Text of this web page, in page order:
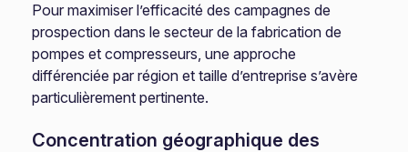
Pour maximiser l’efficacité des campagnes de
prospection dans le secteur de la fabrication de
pompes et compresseurs, une approche
différenciée par région et taille d’entreprise s’avère
particulièrement pertinente.
Concentration géographique des